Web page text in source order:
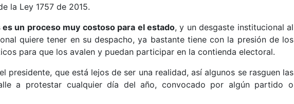
la Ley 1757 de 2015.
un proceso muy costoso para el estado, y un desgaste institucional al
quiere tener en su despacho, ya bastante tiene con la presión de los
para que los avalen y puedan participar en la contienda electoral.
presidente, que está lejos de ser una realidad, así algunos se rasguen las
a protestar cualquier día del año, convocado por algún partido o